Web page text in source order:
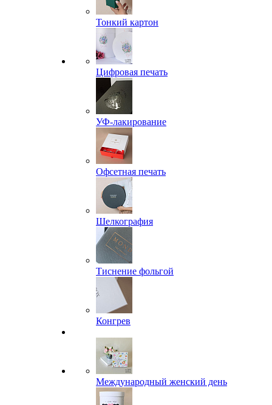
Тонкий картон
Цифровая печать
УФ-лакирование
Офсетная печать
Шелкография
Тиснение фольгой
Конгрев
Международный женский день